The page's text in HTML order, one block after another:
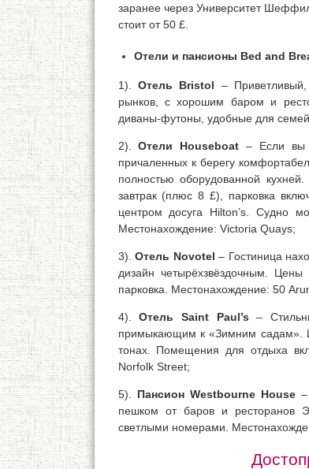
заранее через Университет
стоит от 50 £.
Отели и пансионы Bed and
1). Отель Bristol –
рынков, с хорошим баром и
диваны-футоны, удобные для
2).Отели Houseboat – Если вы
причаленных к берегу
полностью оборудованной
завтрак (плюс 8 £), парковка
центром досуга Hilton’s. Судно
Местонахождение: Victoria Quays;
3). Отель Novotel – Гостиница
дизайн четырёхзвёздочным.
парковка. Местонахождение: 50
4).Отель Saint Paul’s –
примыкающим к «Зимним садам».
тонах. Помещения для отдыха
Norfolk Street;
5). Пансион Westbourne House
пешком от баров и ресторанов
светлыми номерами.